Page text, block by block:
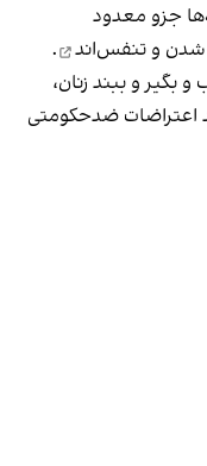
جزو معدود
شدن و تنفس‌اند
.
بگیر و ببند زنان،
اعتراضات ضدحکومتی